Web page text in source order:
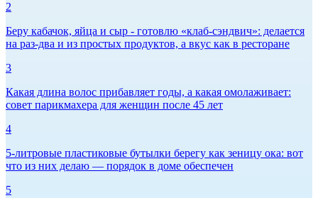
2
Беру кабачок, яйца и сыр - готовлю «клаб-сэндвич»: делается
на раз-два и из простых продуктов, а вкус как в ресторане
3
Какая длина волос прибавляет годы, а какая омолаживает:
совет парикмахера для женщин после 45 лет
4
5-литровые пластиковые бутылки берегу как зеницу ока: вот
что из них делаю — порядок в доме обеспечен
5